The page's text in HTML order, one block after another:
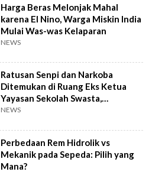
Harga Beras Melonjak Mahal
karena El Nino, Warga Miskin India
Mulai Was-was Kelaparan
NEWS
Ratusan Senpi dan Narkoba
Ditemukan di Ruang Eks Ketua
Yayasan Sekolah Swasta,
Pengelola Buka Suara
NEWS
Perbedaan Rem Hidrolik vs
Mekanik pada Sepeda: Pilih yang
Mana?